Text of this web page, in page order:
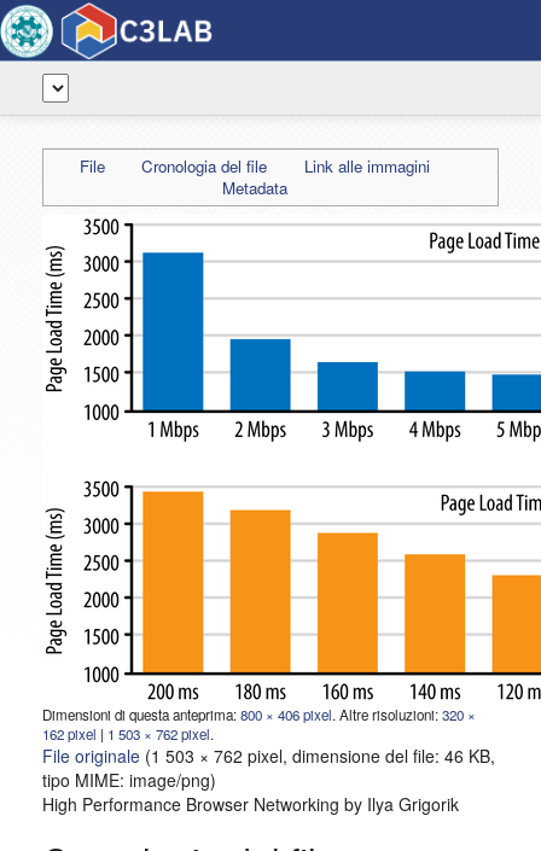
File Cronologia del file
Link alle immagini
Metadata
Dimensioni di questa anteprima:800 × 406 pixel. Altre risoluzioni:320 ×
162 pixel | 1 503 × 762 pixel.
File originale (1 503 × 762 pixel, dimensione del file: 46 KB,
tipo MIME: image/png)
High Performance Browser Networking by Ilya Grigorik